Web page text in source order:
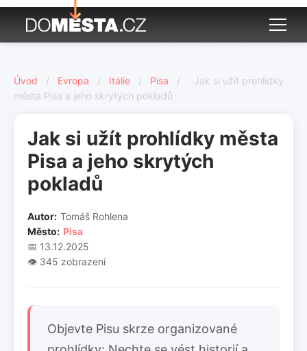
Úvod / Evropa / Itálie / Pisa /
Jak si užít prohlídky
města Pisa a jeho skrytých pokladů
Jak si užít prohlídky města
Pisa a jeho skrytých
pokladů
Autor: Tomáš Rohlena
Město: Pisa
📅 13.12.2025
👁️ 345 zobrazení
Objevte Pisu skrze organizované